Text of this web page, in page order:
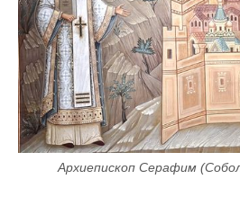
Архиепископ Серафим